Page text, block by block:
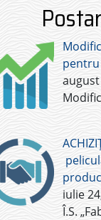
pentru
iulie
Î.S.